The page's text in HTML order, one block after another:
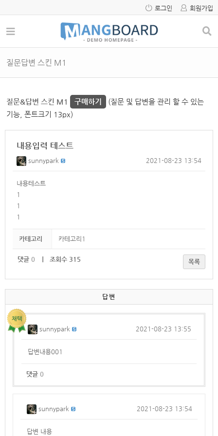
로그인 회원가입
질문답변 스킨 M1
질문&답변 스킨 M1 구매하기
(질문 및 답변을 관리 할 수 있는
기능, 폰트크기 13px)
내용입력 테스트
sunnypark 2021-08-23 13:54
내용테스트
1
1
1
카테고리 카테고리1
댓글 0 ｜ 조회수 315 목록
답변
sunnypark 2021-08-23 13:55
답변내용001
댓글 0
sunnypark 2021-08-23 13:54
답변 내용